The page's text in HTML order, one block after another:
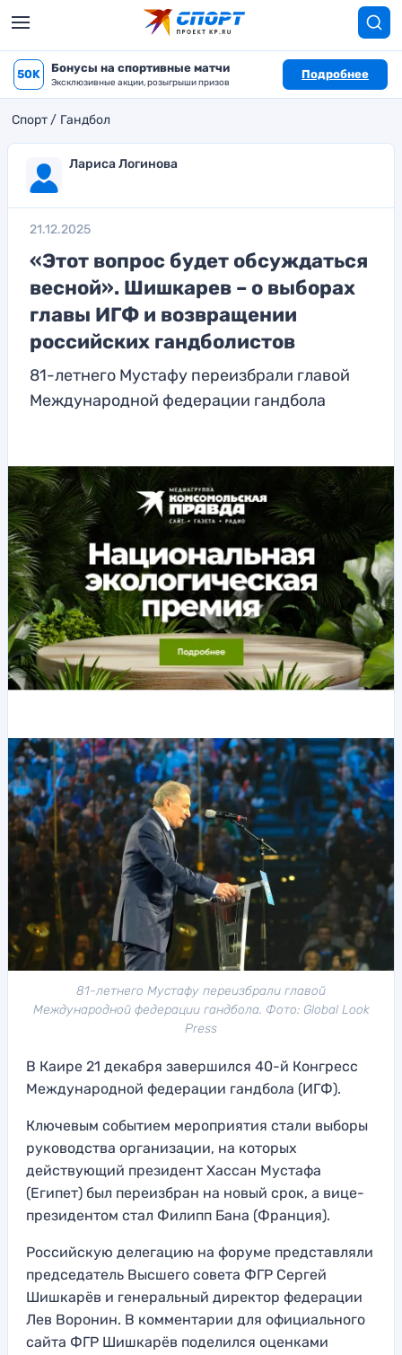
50K Бонусы на спортивные матчи
Эксклюзивные акции, розыгрыши призов
Подробнее
Спорт Гандбол
Лариса Логинова
21.12.2025
«Этот вопрос будет обсуждаться
весной». Шишкарев – о выборах
главы ИГФ и возвращении
российских гандболистов
81-летнего Мустафу переизбрали главой
Международной федерации гандбола
81-летнего Мустафу переизбрали главой
Международной федерации гандбола. Фото: Global Look
Press
В Каире 21 декабря завершился 40-й Конгресс
Международной федерации гандбола (ИГФ).
Ключевым событием мероприятия стали выборы
руководства организации, на которых
действующий президент Хассан Мустафа
(Египет) был переизбран на новый срок, а вице-
президентом стал Филипп Бана (Франция).
Российскую делегацию на форуме представляли
председатель Высшего совета ФГР Сергей
Шишкарёв и генеральный директор федерации
Лев Воронин. В комментарии для официального
сайта ФГР Шишкарёв поделился оценками